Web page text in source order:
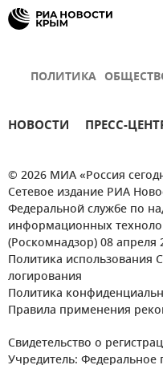
ПОЛИТИКА
НОВОСТИ ПРЕСС-
© 2026 МИА «Россия
Сетевое издание РИА
Федеральной службе по
информационных
(Роскомнадзор) 08 апреля
Политика использования
логирования
Политика
Правила применения
Свидетельство о
Учредитель: Федеральное